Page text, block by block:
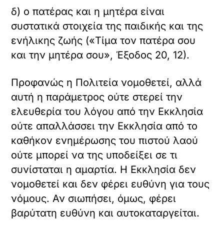
δ) ο πατέρας και η μητέρα είναι
συστατικά στοιχεία της παιδικής και της
ενήλικης ζωής («Τίμα τον πατέρα σου
και την μητέρα σου», Έξοδος 20, 12).
Προφανώς η Πολιτεία νομοθετεί, αλλά
αυτή η παράμετρος ούτε στερεί την
ελευθερία του λόγου από την Εκκλησία
ούτε απαλλάσσει την Εκκλησία από το
καθήκον ενημέρωσης του πιστού λαού
ούτε μπορεί να της υποδείξει σε τι
συνίσταται η αμαρτία. Η Εκκλησία δεν
νομοθετεί και δεν φέρει ευθύνη για τους
νόμους. Αν σιωπήσει, όμως, φέρει
βαρύτατη ευθύνη και αυτοκαταργείται.